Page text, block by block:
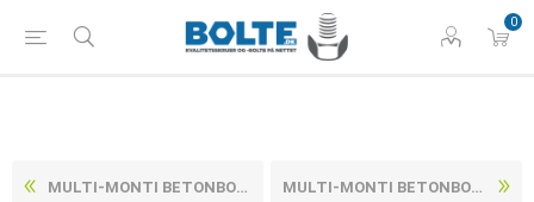
0
MULTI-MONTI BETONBOLT M/UNDERSÆNKET HOVED ELFORZINKET HÆRDET STÅL MMSPLUS-F 7,5X160 (50 STK) MULTI-MONTI BETONBOLT M/UNDERSÆNKET HOVED ELFORZINKET HÆRDET STÅL MMSPLUS-F 7,5X50 (200 STK)